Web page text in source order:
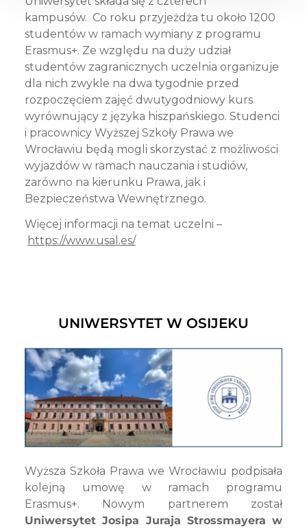
kampusów. Co roku przyjeżdża tu około 1200
studentów w ramach wymiany z programu
Erasmus+. Ze względu na duży udział
studentów zagranicznych uczelnia organizuje
dla nich zwykle na dwa tygodnie przed
rozpoczęciem zajęć dwutygodniowy kurs
wyrównujący z języka hiszpańskiego. Studenci
i pracownicy Wyższej Szkoły Prawa we
Wrocławiu będą mogli skorzystać z możliwości
wyjazdów w ramach nauczania i studiów,
zarówno na kierunku Prawa, jak i
Bezpieczeństwa Wewnętrznego.
Więcej informacji na temat uczelni –
https://www.usal.es/
UNIWERSYTET W OSIJEKU
Wyższa Szkoła Prawa we Wrocławiu podpisała
kolejną umowę w ramach programu
Erasmus+. Nowym partnerem został
Uniwersytet Josipa Juraja Strossmayera w